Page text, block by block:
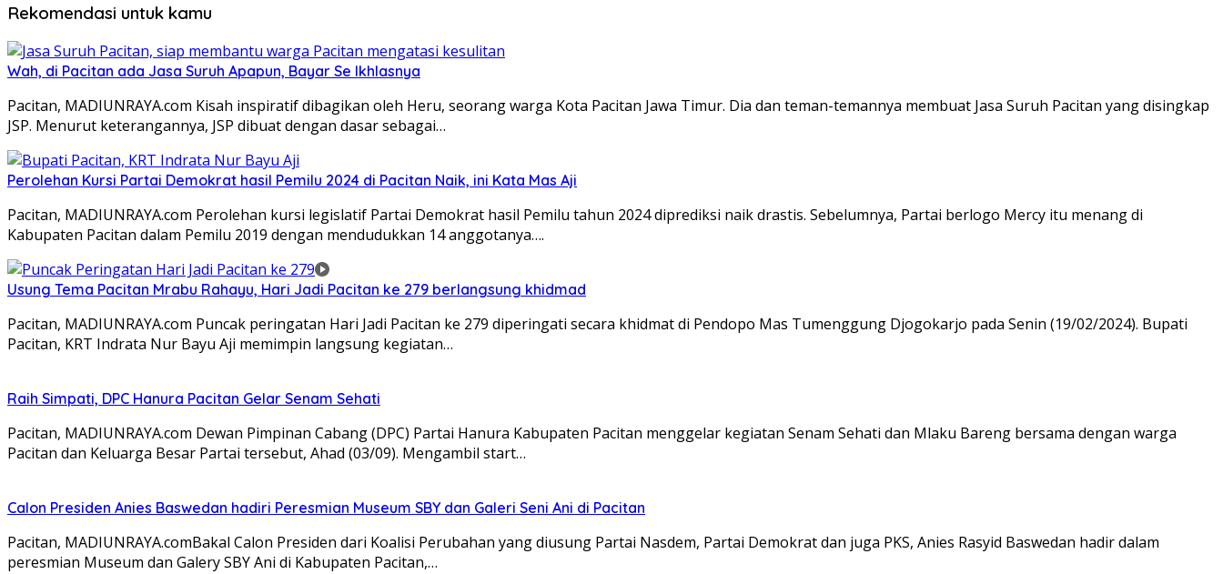
Rekomendasi untuk kamu
Wah, di Pacitan ada Jasa Suruh Apapun, Bayar Se Ikhlasnya
Pacitan, MADIUNRAYA.com Kisah inspiratif dibagikan oleh Heru, seorang warga Kota Pacitan Jawa Timur. Dia dan teman-temannya membuat Jasa Suruh Pacitan yang disingkap
JSP. Menurut keterangannya, JSP dibuat dengan dasar sebagai…
Perolehan Kursi Partai Demokrat hasil Pemilu 2024 di Pacitan Naik, ini Kata Mas Aji
Pacitan, MADIUNRAYA.com Perolehan kursi legislatif Partai Demokrat hasil Pemilu tahun 2024 diprediksi naik drastis. Sebelumnya, Partai berlogo Mercy itu menang di
Kabupaten Pacitan dalam Pemilu 2019 dengan mendudukkan 14 anggotanya….
Usung Tema Pacitan Mrabu Rahayu, Hari Jadi Pacitan ke 279 berlangsung khidmad
Pacitan, MADIUNRAYA.com Puncak peringatan Hari Jadi Pacitan ke 279 diperingati secara khidmat di Pendopo Mas Tumenggung Djogokarjo pada Senin (19/02/2024). Bupati
Pacitan, KRT Indrata Nur Bayu Aji memimpin langsung kegiatan…
Raih Simpati, DPC Hanura Pacitan Gelar Senam Sehati
Pacitan, MADIUNRAYA.com Dewan Pimpinan Cabang (DPC) Partai Hanura Kabupaten Pacitan menggelar kegiatan Senam Sehati dan Mlaku Bareng bersama dengan warga
Pacitan dan Keluarga Besar Partai tersebut, Ahad (03/09). Mengambil start…
Calon Presiden Anies Baswedan hadiri Peresmian Museum SBY dan Galeri Seni Ani di Pacitan
Pacitan, MADIUNRAYA.comBakal Calon Presiden dari Koalisi Perubahan yang diusung Partai Nasdem, Partai Demokrat dan juga PKS, Anies Rasyid Baswedan hadir dalam
peresmian Museum dan Galery SBY Ani di Kabupaten Pacitan,…